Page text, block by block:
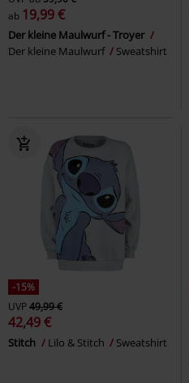
ab 19,99 €
Der kleine Maulwurf - Troyer
Der kleine Maulwurf
Sweatshirt
-15%
UVP49,99 €
42,49 €
Stitch Lilo & Stitch Sweatshirt